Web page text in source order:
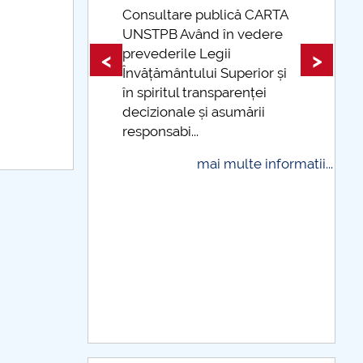
Taxe de școlarizare
indexate Taxele se pot plăti
și cu cardul
mai multe
< >